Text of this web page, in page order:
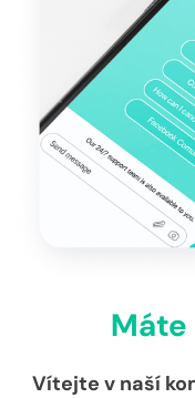
Máte
Vítejte v naší